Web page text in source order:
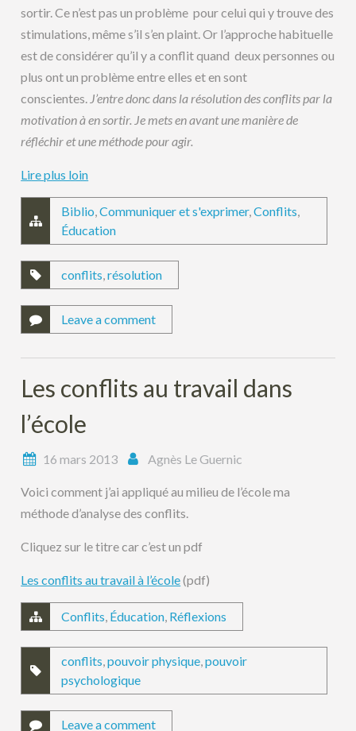
sortir. Ce n’est pas un problème pour celui qui y trouve des
stimulations, même s’il s’en plaint. Or l’approche habituelle
est de considérer qu’il y a conflit quand deux personnes ou
plus ont un problème entre elles et en sont
conscientes. J’entre donc dans la résolution des conflits par la
motivation à en sortir. Je mets en avant une manière de
réfléchir et une méthode pour agir.
Lire plus loin
Biblio,Communiquer et s'exprimer,Conflits,
Éducation
conflits,résolution
Leave a comment
Les conflits au travail dans
l’école
16 mars 2013 Agnès Le Guernic
Voici comment j’ai appliqué au milieu de l’école ma
méthode d’analyse des conflits.
Cliquez sur le titre car c’est un pdf
Les conflits au travail à l’école(pdf)
Conflits, Éducation, Réflexions
conflits,pouvoir physique,pouvoir
psychologique
Leave a comment